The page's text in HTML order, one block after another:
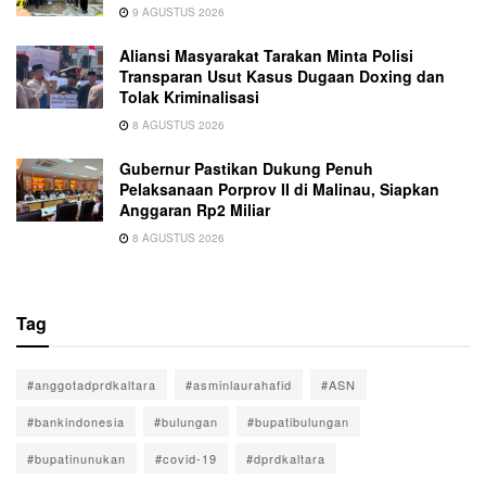
9 AGUSTUS 2026
Aliansi Masyarakat Tarakan Minta Polisi
Transparan Usut Kasus Dugaan Doxing dan
Tolak Kriminalisasi
8 AGUSTUS 2026
Gubernur Pastikan Dukung Penuh
Pelaksanaan Porprov II di Malinau, Siapkan
Anggaran Rp2 Miliar
8 AGUSTUS 2026
Tag
#anggotadprdkaltara #asminlaurahafid #ASN
#bankindonesia #bulungan #bupatibulungan
#bupatinunukan #covid-19 #dprdkaltara